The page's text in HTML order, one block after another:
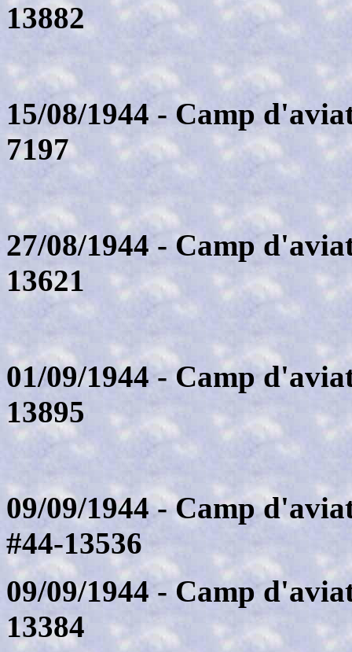
13882
15/08/1944 - Camp
7197
27/08/1944 - Camp
13621
01/09/1944 - Camp
13895
09/09/1944 - Camp
#44-13536
09/09/1944 - Camp
13384